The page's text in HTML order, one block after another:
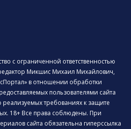
с ограниченной ответственностью
Микшис Михаил Михайлович,
в отношении обработки
пользователями сайта
реализуемых требованиях к защите
18+ Все права соблюдены. При
сайта обязательна гиперссылка